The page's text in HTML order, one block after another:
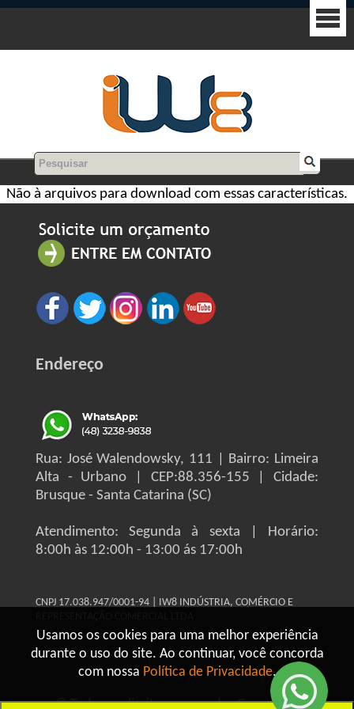
Usamos os cookies para uma melhor experiência
durante o uso do site. Ao continuar, você concorda
com nossa Política de Privacidade.
Não à arquivos para download com essas características.
Endereço
Rua: José Walendowsky, 111 | Bairro: Limeira
Alta - Urbano | CEP:88.356-155 | Cidade:
Brusque - Santa Catarina (SC)
Atendimento: Segunda à sexta | Horário:
8:00h às 12:00h - 13:00 ás 17:00h
CNPJ 17.038.947/0001-94 | IW8 INDÚSTRIA, COMÉRCIO E
© Todos os direitos reservados Grupo IW8